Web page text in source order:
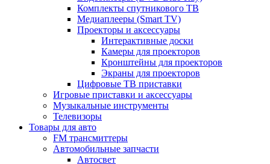
Комплекты спутникового ТВ
Медиаплееры (Smart TV)
Проекторы и аксессуары
Интерактивные доски
Камеры для проекторов
Кронштейны для проекторов
Экраны для проекторов
Цифровые ТВ приставки
Игровые приставки и аксессуары
Музыкальные инструменты
Телевизоры
Товары для авто
FM трансмиттеры
Автомобильные запчасти
Автосвет